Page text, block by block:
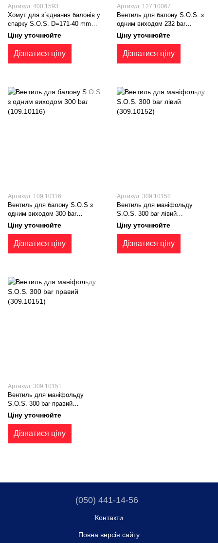
Артикул: 400.1593
Хомут для з`єднання балонів у
спарку S.O.S. D=171-40 mm
(400.1593)
Ціну уточнюйте
Дізнатися ціну
Артикул: 127.10067
Вентиль для балону S.O.S. з
одним виходом 232 bar
(127.10067)
Ціну уточнюйте
Дізнатися ціну
Артикул: 109.10116
Вентиль для балону S.O.S з
одним виходом 300 bar
(109.10116)
Ціну уточнюйте
Дізнатися ціну
Артикул: 309.10152
Вентиль для маніфольду
S.O.S. 300 bar лівий
(309.10152)
Ціну уточнюйте
Дізнатися ціну
Артикул: 309.10151
Вентиль для маніфольду
S.O.S. 300 bar правий
(309.10151)
Ціну уточнюйте
Дізнатися ціну
(050) 441-14-56
Контакти
Повна версія сайту